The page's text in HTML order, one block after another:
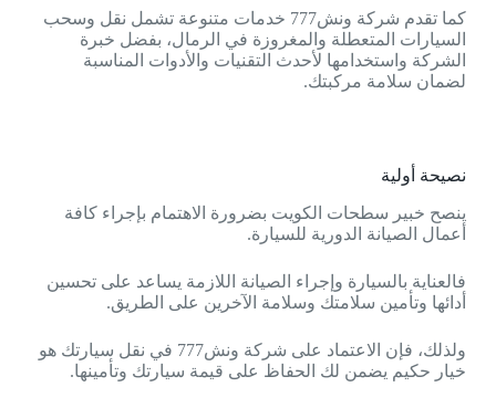
كما تقدم شركة ونش777 خدمات متنوعة تشمل نقل وسحب
السيارات المتعطلة والمغروزة في الرمال، بفضل خبرة
الشركة واستخدامها لأحدث التقنيات والأدوات المناسبة
لضمان سلامة مركبتك.
نصيحة أولية
ينصح خبير سطحات الكويت بضرورة الاهتمام بإجراء كافة
أعمال الصيانة الدورية للسيارة.
فالعناية بالسيارة وإجراء الصيانة اللازمة يساعد على تحسين
أدائها وتأمين سلامتك وسلامة الآخرين على الطريق.
ولذلك، فإن الاعتماد على شركة ونش777 في نقل سيارتك هو
خيار حكيم يضمن لك الحفاظ على قيمة سيارتك وتأمينها.